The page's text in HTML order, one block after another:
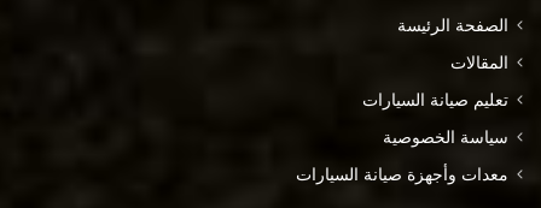
الصفحة الرئيسة
المقالات
تعليم صيانة السيارات
سياسة الخصوصية
معدات وأجهزة صيانة السيارات